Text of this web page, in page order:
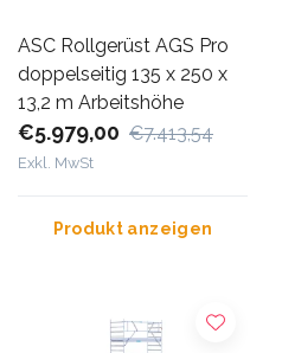
ASC Rollgerüst AGS Pro
doppelseitig 135 x 250 x
13,2 m Arbeitshöhe
€5.979,00 €7.413,54
Exkl. MwSt
Produkt anzeigen